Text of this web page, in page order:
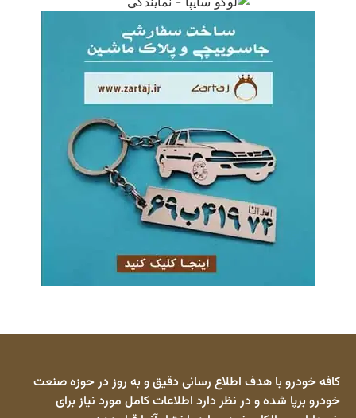
کافه خودرو با هدف اطلاع رسانی دقیق و به روز در حوزه صنعت
خودرو برپا شده و در نظر دارد اطلاعات کامل مورد نیاز برای